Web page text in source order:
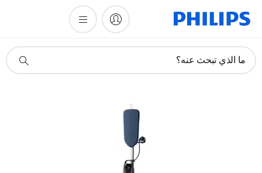
دعم
ما الذي تبحث عنه؟